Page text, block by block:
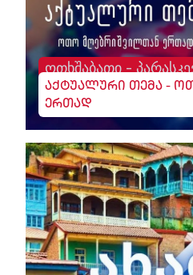
ოთხშაბათი -
აქტუალური თემა -
ერთად